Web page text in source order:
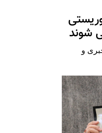
شوند
و